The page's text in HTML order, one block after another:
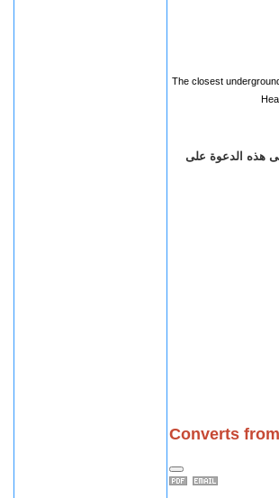
The closest
هذه الدعوة على
Converts